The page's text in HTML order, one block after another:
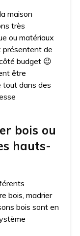
maison
très
ou matériaux
présentent de
budget 😉
être
tout dans des
bois ou
hauts-
bois, madrier
bois sont en